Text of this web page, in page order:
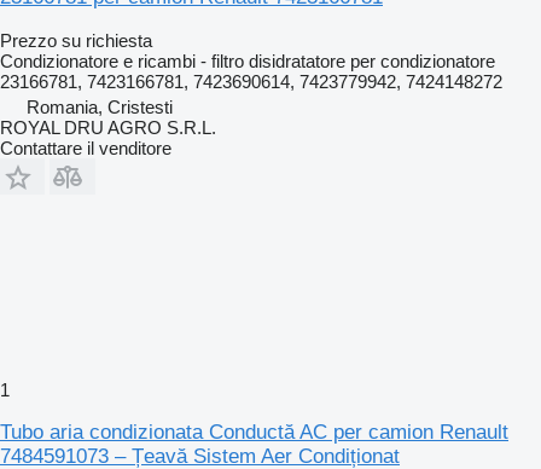
Prezzo su richiesta
Condizionatore e ricambi - filtro disidratatore per condizionatore
23166781, 7423166781, 7423690614, 7423779942, 7424148272
Romania, Cristesti
ROYAL DRU AGRO S.R.L.
Contattare il venditore
1
Tubo aria condizionata Conductă AC per camion Renault
7484591073 – Țeavă Sistem Aer Condiționat